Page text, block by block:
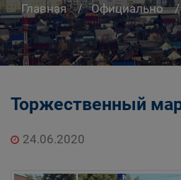
Главная Официально
Торжественный
24.06.2020